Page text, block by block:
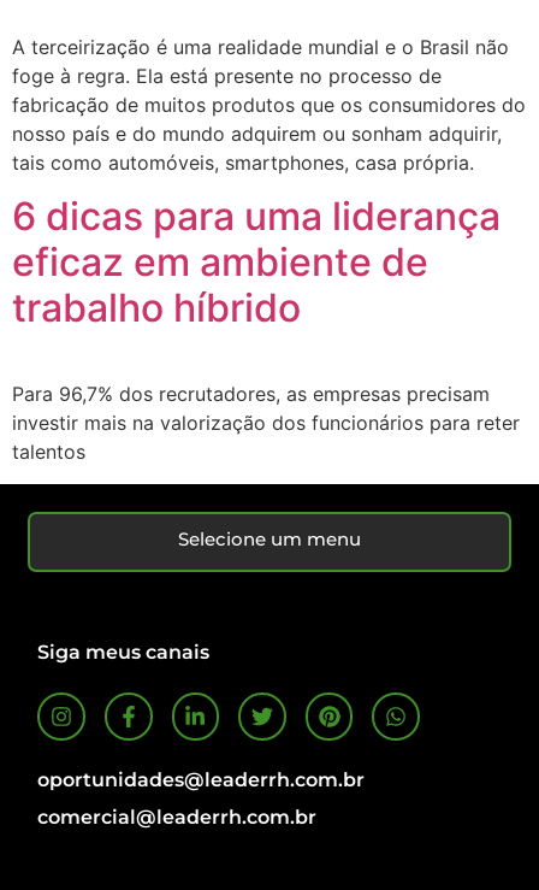
A terceirização é uma realidade mundial e o Brasil não
foge à regra. Ela está presente no processo de
fabricação de muitos produtos que os consumidores do
nosso país e do mundo adquirem ou sonham adquirir,
tais como automóveis, smartphones, casa própria.
6 dicas para uma liderança
eficaz em ambiente de
trabalho híbrido
Para 96,7% dos recrutadores, as empresas precisam
investir mais na valorização dos funcionários para reter
talentos
Selecione um menu
Siga meus canais
oportunidades@leaderrh.com.br
comercial@leaderrh.com.br